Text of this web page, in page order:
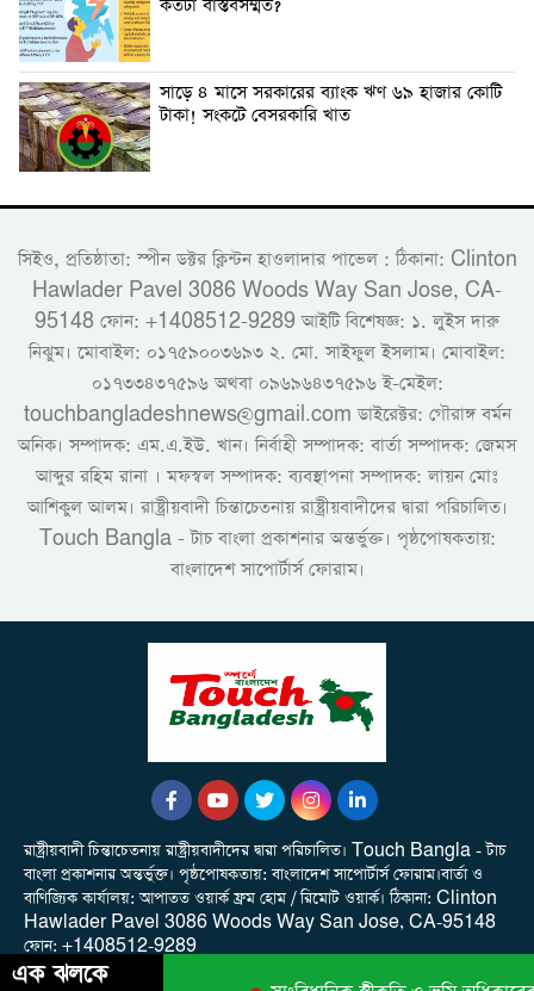
কতটা বাস্তবসম্মত?
সাড়ে ৪ মাসে সরকারের ব্যাংক ঋণ ৬৯ হাজার কোটি
টাকা! সংকটে বেসরকারি খাত
সিইও, প্রতিষ্ঠাতা: স্পীন ডক্টর ক্লিন্টন হাওলাদার পাভেল : ঠিকানা: Clinton
Hawlader Pavel 3086 Woods Way San Jose, CA-
95148 ফোন: +1408512-9289 আইটি বিশেষজ্ঞ: ১. লুইস দারু
নিঝুম। ‎মোবাইল: ০১৭৫৯০০৩৬৯৩ ২. মো. সাইফুল ইসলাম। মোবাইল:
০১৭৩৩৪৩৭৫৯৬ অথবা ০৯৬৯৬৪৩৭৫৯৬ ই-মেইল:
touchbangladeshnews@gmail.com ডাইরেক্টর: গৌরাঙ্গ বর্মন
অনিক। সম্পাদক: এম.এ.ইউ. খান। নির্বাহী সম্পাদক: বার্তা সম্পাদক: জেমস
আব্দুর রহিম রানা । মফস্বল সম্পাদক: ব্যবস্থাপনা সম্পাদক: লায়ন মোঃ
আশিকুল আলম। রাষ্ট্রীয়বাদী চিন্তাচেতনায় রাষ্ট্রীয়বাদীদের দ্বারা পরিচালিত।
Touch Bangla - টাচ বাংলা প্রকাশনার অন্তর্ভুক্ত। পৃষ্ঠপোষকতায়:
বাংলাদেশ সাপোর্টার্স ফোরাম।
রাষ্ট্রীয়বাদী চিন্তাচেতনায় রাষ্ট্রীয়বাদীদের দ্বারা পরিচালিত। Touch Bangla - টাচ
বাংলা প্রকাশনার অন্তর্ভুক্ত। পৃষ্ঠপোষকতায়: বাংলাদেশ সাপোর্টার্স ফোরাম।বার্তা ও
বাণিজ্যিক কার্যালয়: আপাতত ওয়ার্ক ফ্রম হোম / রিমোট ওয়ার্ক। ‎ঠিকানা: Clinton
Hawlader Pavel 3086 Woods Way San Jose, CA-95148
‎ফোন: +1408512-9289
এক ঝলকে